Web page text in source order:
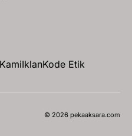
IklanKode Etik
© 2026 pekaaksara.com